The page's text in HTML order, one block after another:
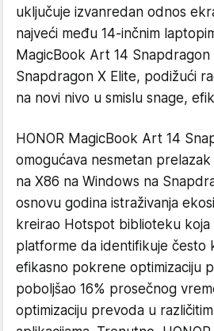
uključuje izvanredan odnos
najveći među 14-inčnim
MagicBook Art 14
Snapdragon X Elite, podižući
na novi nivo u smislu snage,
HONOR MagicBook Art 14
omogućava nesmetan
na X86 na Windows na
osnovu godina istraživanja
kreirao Hotspot biblioteku
platforme da identifikuje često
efikasno pokrene optimizaciju
poboljšao 16% prosečnog
optimizaciju prevoda u